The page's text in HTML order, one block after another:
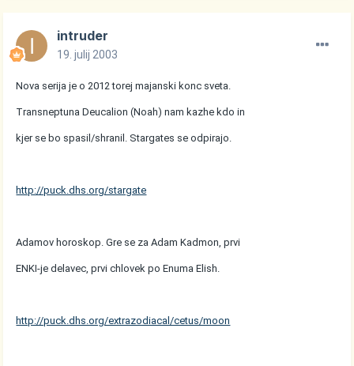
intruder
19. julij 2003
Nova serija je o 2012 torej majanski konc sveta.
Transneptuna Deucalion (Noah) nam kazhe kdo in
kjer se bo spasil/shranil. Stargates se odpirajo.
http://puck.dhs.org/stargate
Adamov horoskop. Gre se za Adam Kadmon, prvi
ENKI-je delavec, prvi chlovek po Enuma Elish.
http://puck.dhs.org/extrazodiacal/cetus/moon